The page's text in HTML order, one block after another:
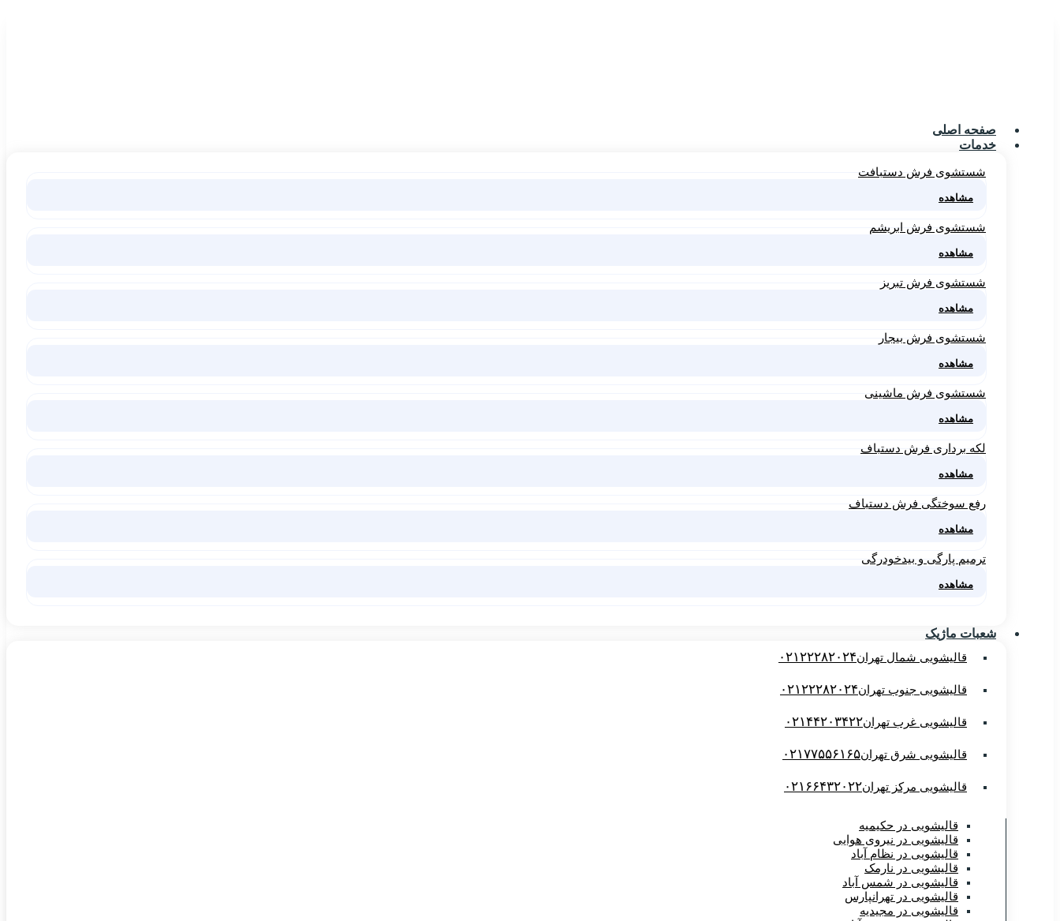
صفحه اصلی
خدمات
شستشوی فرش دستبافت
مشاهده
شستشوی فرش ابریشم
مشاهده
شستشوی فرش تبریز
مشاهده
شستشوی فرش بیجار
مشاهده
شستشوی فرش ماشینی
مشاهده
لکه برداری فرش دستباف
مشاهده
رفع سوختگی فرش دستباف
مشاهده
ترمیم پارگی و بیدخودرگی
مشاهده
شعبات ماژیک
قالیشویی شمال تهران۰۲۱۲۲۲۸۲۰۲۴
قالیشویی جنوب تهران۰۲۱۲۲۲۸۲۰۲۴
قالیشویی غرب تهران۰۲۱۴۴۲۰۳۴۲۲
قالیشویی شرق تهران۰۲۱۷۷۵۵۶۱۶۵
قالیشویی مرکز تهران۰۲۱۶۶۴۳۲۰۲۲
قالیشویی در حکیمیه
قالیشویی در نیروی هوایی
قالیشویی در نظام آباد
قالیشویی در نارمک
قالیشویی در شمس آباد
قالیشویی در تهرانپارس
قالیشویی در مجیدیه